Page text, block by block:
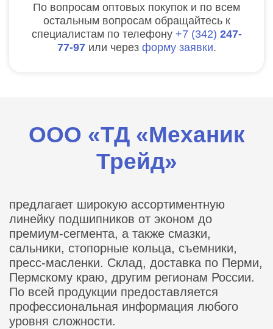
По вопросам оптовых покупок и по всем
остальным вопросам обращайтесь к
специалистам по телефону
7 342 247-
77-97 или через форму заявки.
ООО «ТД «Механик
Трейд»
предлагает широкую ассортиментную
линейку подшипников от эконом до
премиум-сегмента, а также смазки,
сальники, стопорные кольца, съемники,
пресс-масленки. Склад, доставка по Перми,
Пермскому краю, другим регионам России.
По всей продукции предоставляется
профессиональная информация любого
уровня сложности.